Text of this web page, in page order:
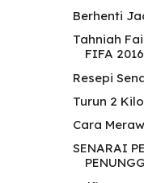
Berhenti
Tahniah
FIFA 2016
Resepi
Turun 2
Cara
SENARAI